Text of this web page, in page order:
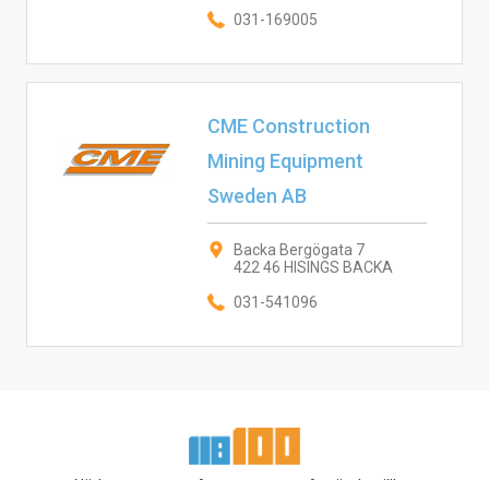
031-169005
CME Construction
Mining Equipment
Sweden AB
Backa Bergögata 7
422 46 HISINGS BACKA
031-541096